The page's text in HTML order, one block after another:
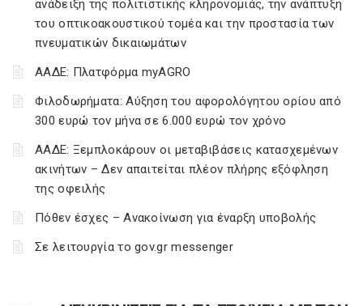
ανάδειξη της πολιτιστικής κληρονομιάς, την ανάπτυξη
του οπτικοακουστικού τομέα και την προστασία των
πνευματικών δικαιωμάτων
ΑΑΔΕ: Πλατφόρμα myAGRO
Φιλοδωρήματα: Αύξηση του αφορολόγητου ορίου από
300 ευρώ τον μήνα σε 6.000 ευρώ τον χρόνο
ΑΑΔΕ: Ξεμπλοκάρουν οι μεταβιβάσεις κατασχεμένων
ακινήτων – Δεν απαιτείται πλέον πλήρης εξόφληση
της οφειλής
Πόθεν έσχες – Ανακοίνωση για έναρξη υποβολής
Σε λειτουργία το gov.gr messenger